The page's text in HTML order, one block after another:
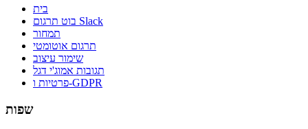
בית
בוט תרגום Slack
תמחור
תרגום אוטומטי
שימור עיצוב
תגובות אמוג'י דגל
פרטיות ו-GDPR
שפות